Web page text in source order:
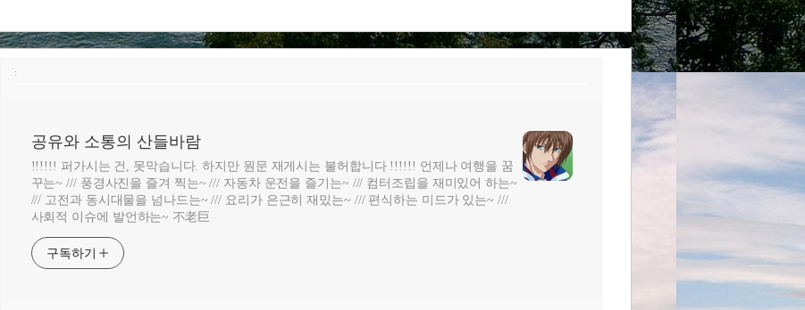
:
공유와 소통의 산들바람
!!!!!! 퍼가시는 건, 못막습니다. 하지만 원문 재게시는 불허합니다 !!!!!! 언제나 여행을 꿈
꾸는~ /// 풍경사진을 즐겨 찍는~ /// 자동차 운전을 즐기는~ /// 컴터조립을 재미있어 하는~
/// 고전과 동시대물을 넘나드는~ /// 요리가 은근히 재밌는~ /// 편식하는 미드가 있는~ ///
사회적 이슈에 발언하는~ 不老巨
구독하기